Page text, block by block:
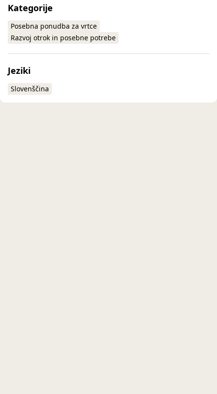
Kategorije
Posebna ponudba za vrtce
Razvoj otrok in posebne potrebe
Jeziki
Slovenščina